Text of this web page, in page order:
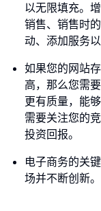
以无限填充。
销售、销售时
动、添加服务
如果您的网站
高，那么您需
更有质量，能
需要关注您的
投资回报。
电子商务的关
场并不断创新。